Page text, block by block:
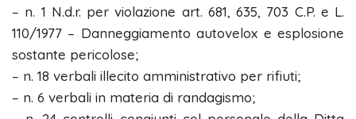
– n. 1 N.d.r. per violazione art. 681, 635, 703 C.P. e L.
110/1977 – Danneggiamento autovelox e esplosione
sostante pericolose;
– n. 18 verbali illecito amministrativo per rifiuti;
– n. 6 verbali in materia di randagismo;